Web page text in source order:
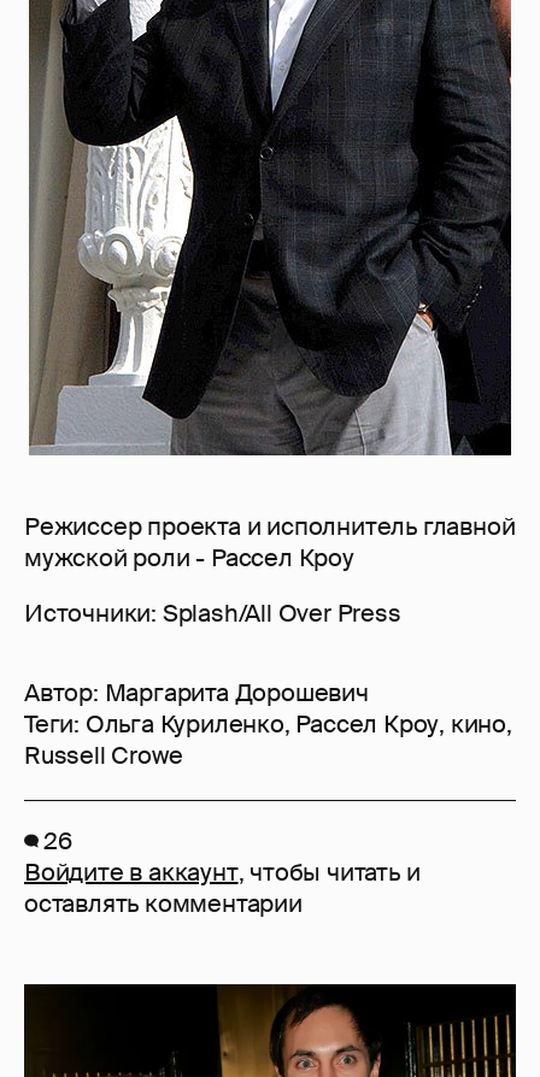
Режиссер проекта и исполнитель главной
мужской роли - Рассел Кроу
Источники: Splash/All Over Press
Автор: Маргарита Дорошевич
Теги: Ольга Куриленко, Рассел Кроу, кино,
Russell Crowe
26
Войдите в аккаунт, чтобы читать и
оставлять комментарии